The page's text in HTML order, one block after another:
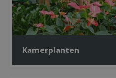
Kamerplanten